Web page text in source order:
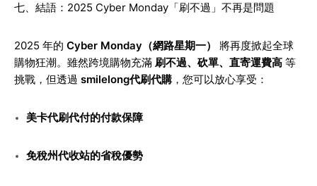
七、結語：2025 Cyber Monday「刷不過」不再是問題
2025 年的 Cyber Monday（網路星期一）
將再度掀起全球
購物狂潮。雖然跨境購物充滿 刷不過、砍單、直寄運費高 等
挑戰，但透過 smilelong代刷代購 ，您可以放心享受：
美卡代刷代付的付款保障
免稅州代收站的省稅優勢